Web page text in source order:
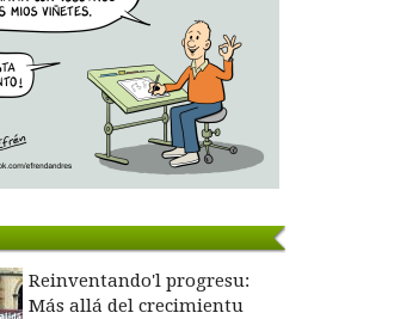
Reinventando'l progresu:
Más allá del crecimientu